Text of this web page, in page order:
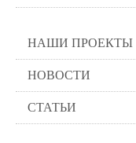
НАШИ ПРОЕКТЫ
НОВОСТИ
СТАТЬИ